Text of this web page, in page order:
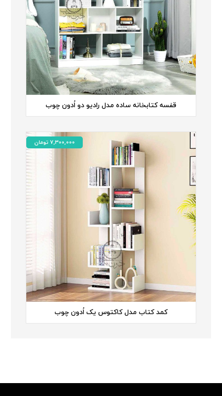
قفسه کتابخانه ساده مدل رادیو دو اُدون چوب
کمد کتاب مدل کاکتوس یک اُدون چوب
7,300,000 تومان